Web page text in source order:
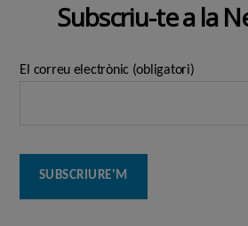
Subscriu-te a la
El correu electrònic (obligatori)